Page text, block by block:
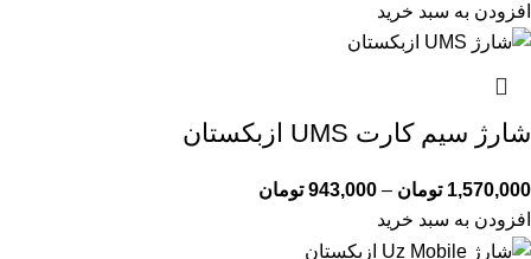
افزودن به سبد خرید
شارژ سیم کارت UMS ازبکستان
1,570,000 تومان –
943,000 تومان
افزودن به سبد خرید